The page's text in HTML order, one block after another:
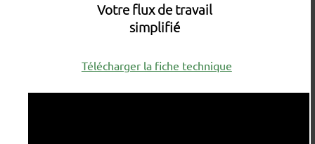
Votre flux de travail
simplifié
Télécharger la fiche technique